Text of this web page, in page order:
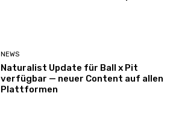
NEWS
Naturalist Update für Ball x Pit
verfügbar — neuer Content auf allen
Plattformen